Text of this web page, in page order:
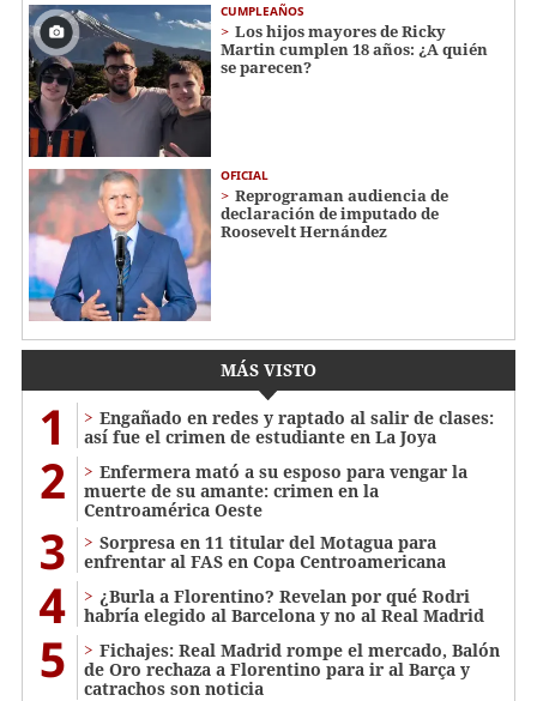
CUMPLEAÑOS
Los hijos mayores de Ricky
Martin cumplen 18 años: ¿A quién
se parecen?
OFICIAL
Reprograman audiencia de
declaración de imputado de
Roosevelt Hernández
MÁS VISTO
1
Engañado en redes y raptado al salir de clases:
así fue el crimen de estudiante en La Joya
2
Enfermera mató a su esposo para vengar la
muerte de su amante: crimen en la
Centroamérica Oeste
3
Sorpresa en 11 titular del Motagua para
enfrentar al FAS en Copa Centroamericana
4
¿Burla a Florentino? Revelan por qué Rodri
habría elegido al Barcelona y no al Real Madrid
5
Fichajes: Real Madrid rompe el mercado, Balón
de Oro rechaza a Florentino para ir al Barça y
catrachos son noticia